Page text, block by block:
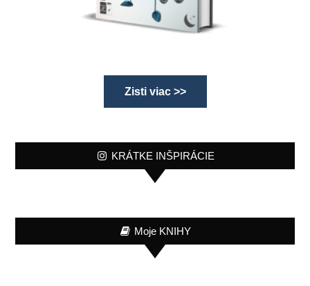
Zisti viac >>
KRÁTKE INŠPIRÁCIE
Moje KNIHY